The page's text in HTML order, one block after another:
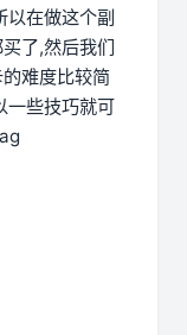
以在做这个副
了,然后我们
难度比较简
一些技巧就可